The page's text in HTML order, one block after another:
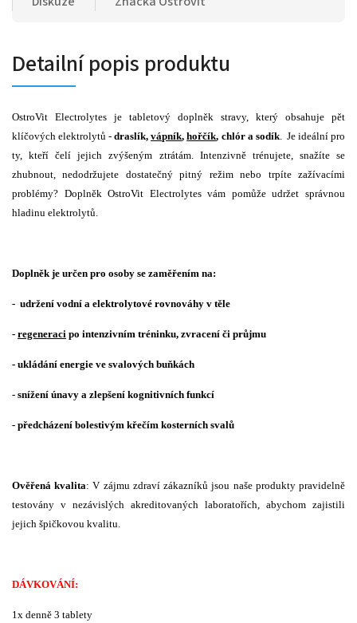
Detailní popis produktu
OstroVit Electrolytes je tabletový doplněk stravy, který obsahuje pět
klíčových elektrolytů -draslík,vápník,hořčík, chlór a sodík. Je ideální pro
ty, kteří čelí jejich zvýšeným ztrátám. Intenzivně trénujete, snažíte se
zhubnout, nedodržujete dostatečný pitný režim nebo trpíte zažívacími
problémy? Doplněk OstroVit Electrolytes vám pomůže udržet správnou
hladinu elektrolytů.
Doplněk je určen pro osoby se zaměřením na:
- udržení vodní a elektrolytové rovnováhy v těle
- regeneraci po intenzivním tréninku, zvracení či průjmu
- ukládání energie ve svalových buňkách
- snížení únavy a zlepšení kognitivních funkcí
- předcházení bolestivým křečím kosterních svalů
Ověřená kvalita: V zájmu zdraví zákazníků jsou naše produkty pravidelně
testovány v nezávislých akreditovaných laboratořích, abychom zajistili
jejich špičkovou kvalitu.
DÁVKOVÁNÍ:
1x denně 3 tablety